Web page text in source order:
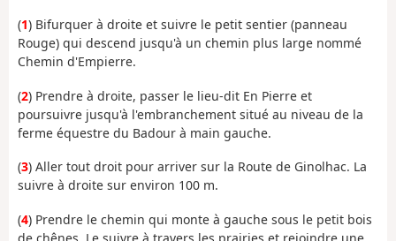
(1) Bifurquer à droite et suivre le petit sentier (panneau
Rouge) qui descend jusqu'à un chemin plus large nommé
Chemin d'Empierre.
(2) Prendre à droite, passer le lieu-dit En Pierre et
poursuivre jusqu'à l'embranchement situé au niveau de la
ferme équestre du Badour à main gauche.
(3) Aller tout droit pour arriver sur la Route de Ginolhac. La
suivre à droite sur environ 100 m.
(4) Prendre le chemin qui monte à gauche sous le petit bois
de chênes. Le suivre à travers les prairies et rejoindre une